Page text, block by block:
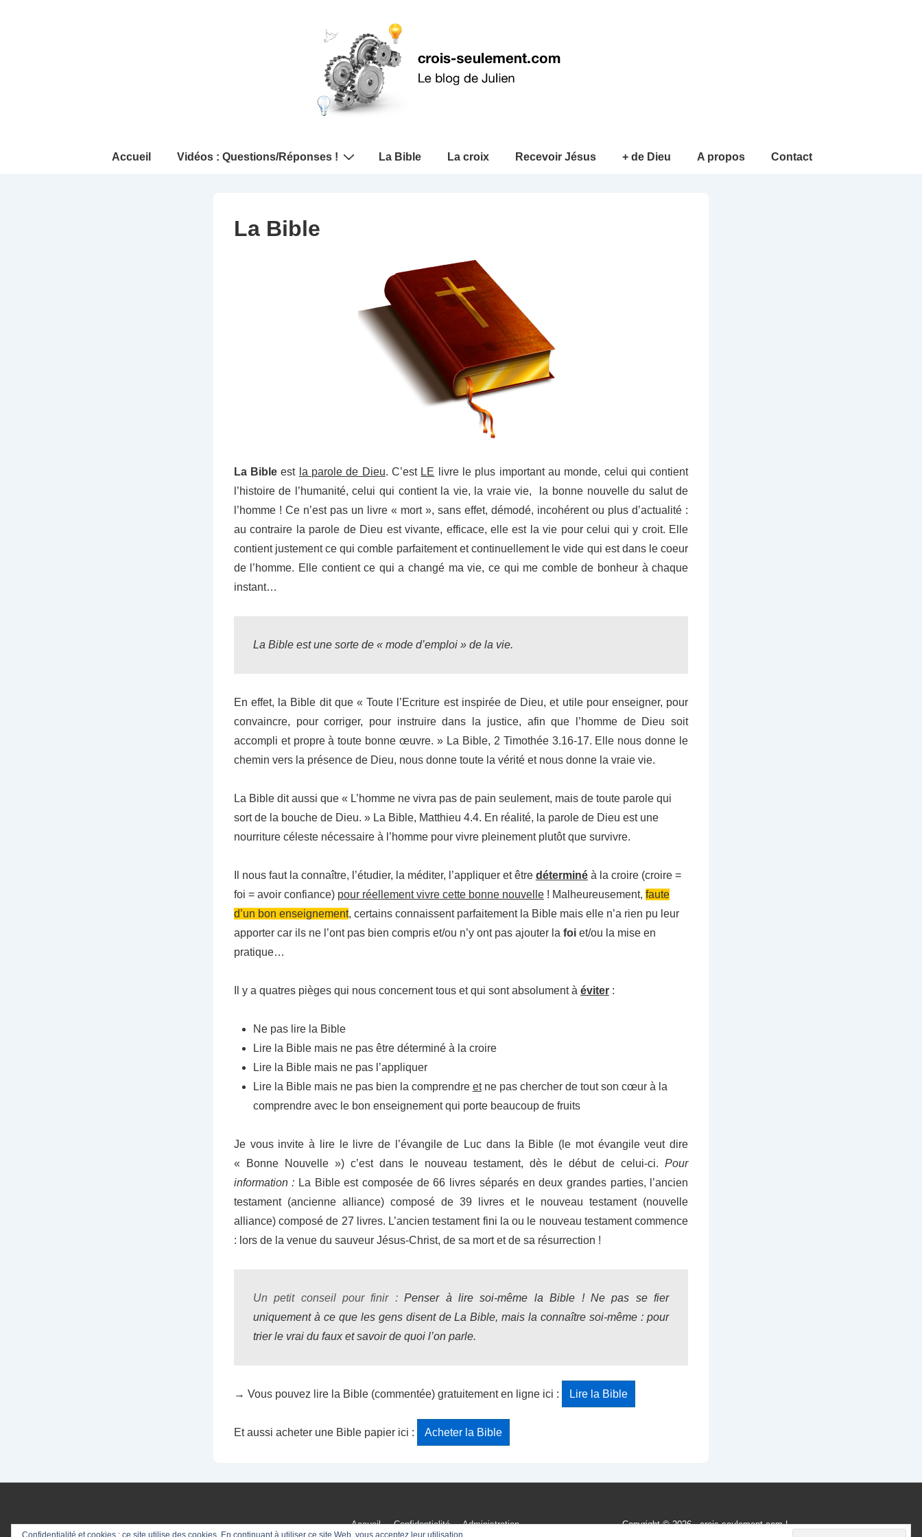
Main
Accueil Vidéos : Questions/Réponses ! La Bible La croix Recevoir Jésus + de Dieu A propos Contact
La Bible
La Bible est la parole de Dieu. C’est LE livre le plus important au monde, celui qui contient
l’histoire de l’humanité, celui qui contient la vie, la vraie vie, la bonne nouvelle du salut de
l’homme ! Ce n’est pas un livre « mort », sans effet, démodé, incohérent ou plus d’actualité :
au contraire la parole de Dieu est vivante, efficace, elle est la vie pour celui qui y croit. Elle
contient justement ce qui comble parfaitement et continuellement le vide qui est dans le coeur
de l’homme. Elle contient ce qui a changé ma vie, ce qui me comble de bonheur à chaque
instant…
La Bible est une sorte de « mode d’emploi » de la vie.
En effet, la Bible dit que « Toute l’Ecriture est inspirée de Dieu, et utile pour enseigner, pour
convaincre, pour corriger, pour instruire dans la justice, afin que l’homme de Dieu soit
accompli et propre à toute bonne œuvre. » La Bible, 2 Timothée 3.16-17. Elle nous donne le
chemin vers la présence de Dieu, nous donne toute la vérité et nous donne la vraie vie.
La Bible dit aussi que « L’homme ne vivra pas de pain seulement, mais de toute parole qui
sort de la bouche de Dieu. » La Bible, Matthieu 4.4. En réalité, la parole de Dieu est une
nourriture céleste nécessaire à l’homme pour vivre pleinement plutôt que survivre.
Il nous faut la connaître, l’étudier, la méditer, l’appliquer et être déterminéà la croire (croire =
foi = avoir confiance) pour réellement vivrecette bonne nouvelle! Malheureusement, faute
d’un bon enseignement, certains connaissent parfaitement la Bible mais elle n’a rien pu leur
apporter car ils ne l’ont pas bien compriset/ou n’y ont pas ajouter la foiet/ou la mise en
pratique…
Il y a quatres pièges qui nous concernent tous et qui sont absolument à éviter:
Ne pas lire la Bible
Lire la Bible mais ne pas être déterminé à la croire
Lire la Bible mais ne pas l’appliquer
Lire la Bible mais ne pas bien la comprendre etne pas chercher de tout son cœur à la
comprendre avec le bon enseignement qui porte beaucoup de fruits
Je vous invite à lire le livre de l’évangile de Luc dans la Bible (le mot évangile veut dire
« Bonne Nouvelle ») c’est dans le nouveau testament, dès le début de celui-ci.Pour
information : La Bible est composée de 66 livres séparés en deux grandes parties, l’ancien
testament (ancienne alliance) composé de 39 livres et le nouveau testament (nouvelle
alliance) composé de 27 livres. L’ancien testament fini la ou le nouveau testament commence
: lors de la venue du sauveur Jésus-Christ, de sa mort et de sa résurrection !
Un petit conseil pour finir :Penser à liresoi-même la Bible ! Ne pas se fier
uniquement à ce que les gens disent de La Bible, mais la connaître soi-même : pour
trier le vrai du faux et savoir de quoi l’on parle.
→ Vous pouvez lire la Bible (commentée) gratuitement en ligne ici : Lire la Bible
Et aussi acheter une Bible papier ici : Acheter la Bible
Menu
Accueil Confidentialité
Administration
Copyright © 2026- crois-seulement.com|
Confidentialité et cookies : ce site utilise des cookies. En continuant à utiliser ce site Web, vous acceptez leur utilisation.